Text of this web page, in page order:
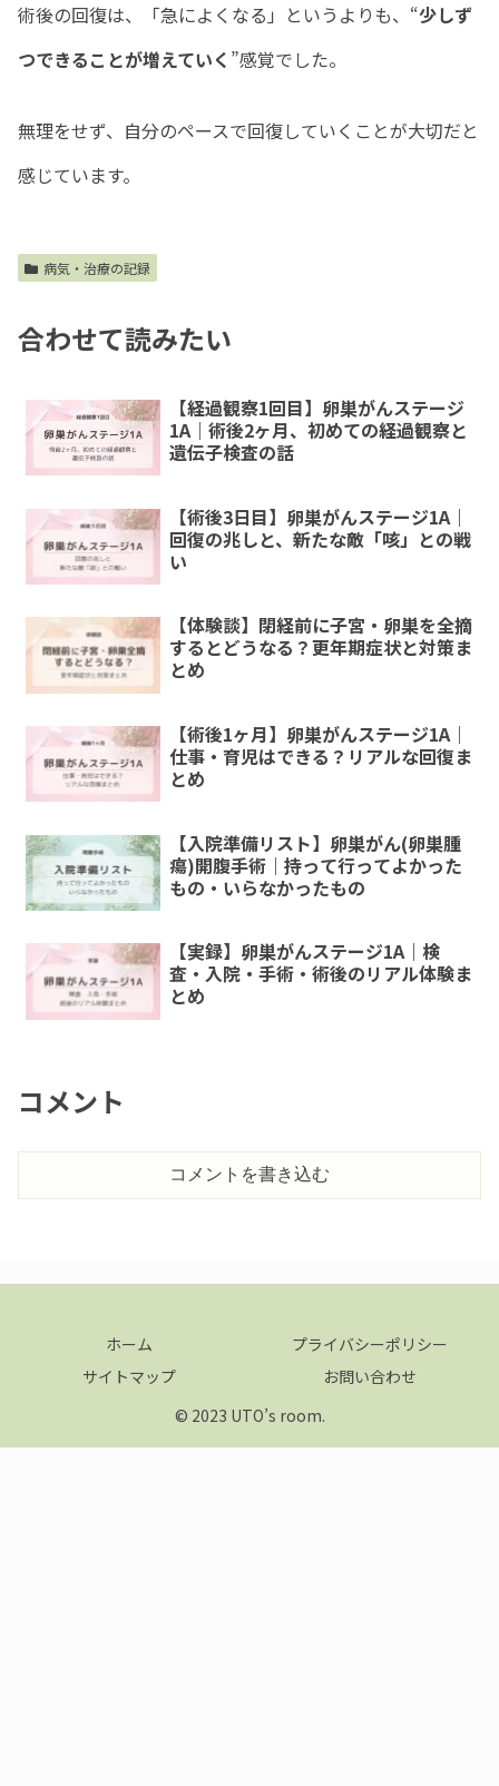
術後の回復は、「急によくなる」というよりも、“少しず
つできることが増えていく ”感覚でした。
無理をせず、自分のペースで回復していくことが大切だと
感じています。
病気・治療の記録
合わせて読みたい
【経過観察1回目】卵巣がんステージ
1A｜術後2ヶ月、初めての経過観察と
遺伝子検査の話
【術後3日目】卵巣がんステージ1A｜
回復の兆しと、新たな敵「咳」との戦
い
【体験談】閉経前に子宮・卵巣を全摘
するとどうなる？更年期症状と対策ま
とめ
【術後1ヶ月】卵巣がんステージ1A｜
仕事・育児はできる？リアルな回復ま
とめ
【入院準備リスト】卵巣がん(卵巣腫
瘍)開腹手術｜持って行ってよかった
もの・いらなかったもの
【実録】卵巣がんステージ1A｜検
査・入院・手術・術後のリアル体験ま
とめ
コメント
コメントを書き込む
ホーム
プライバシーポリシー
サイトマップ
お問い合わせ
© 2023 UTO’s room.